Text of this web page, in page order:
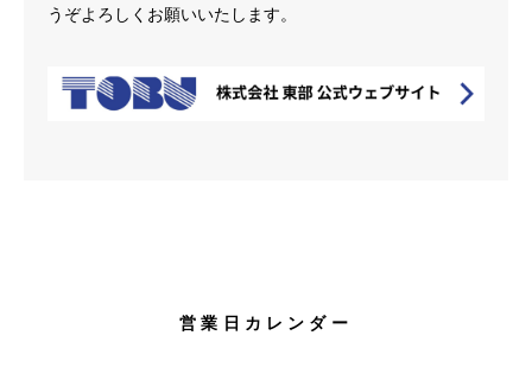
うぞよろしくお願いいたします。
営業日カレンダー